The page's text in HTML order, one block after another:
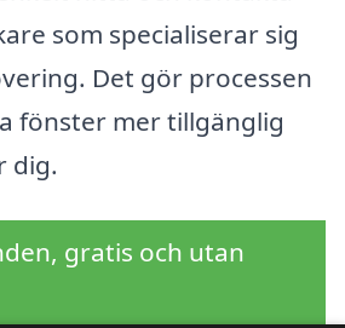
som specialiserar sig
Det gör processen
fönster mer tillgänglig
dig.
gratis och utan